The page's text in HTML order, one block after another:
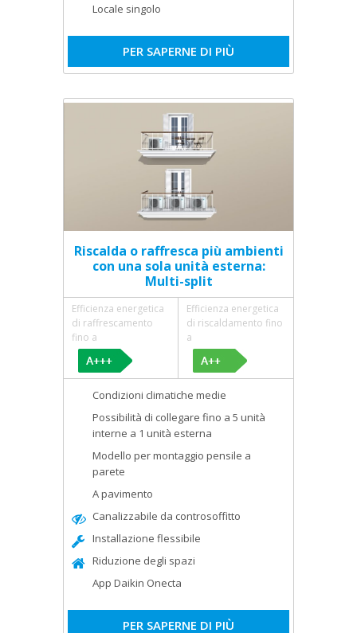
Locale singolo
PER SAPERNE DI PIÙ
Riscalda o raffresca più ambienti
con una sola unità esterna:
Multi-split
Efficienza energetica
di raffrescamento
fino a
Efficienza energetica
di riscaldamento fino
a
Condizioni climatiche medie
Possibilità di collegare fino a 5 unità
interne a 1 unità esterna
Modello per montaggio pensile a
parete
A pavimento
Canalizzabile da controsoffitto
Installazione flessibile
Riduzione degli spazi
App Daikin Onecta
PER SAPERNE DI PIÙ